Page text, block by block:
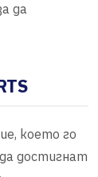
да
което го
достигнат